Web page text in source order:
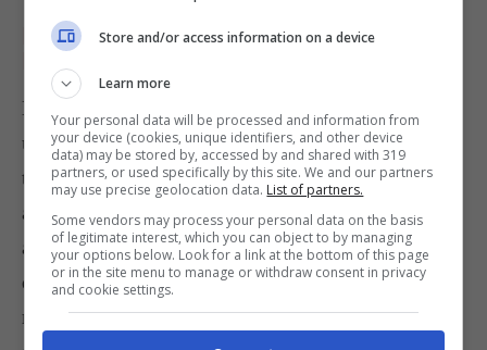
PASTA CON ASPARAGI SELVATICI E
POMODORINI
La pasta con asparagi selvatici e pomodorini
una delle più buone e facili da fare, sicuramente
tra le varianti della classica formula da provare
assolutamente. Non ci sono le uova, ma andremo
ad aggiungere allaricettatradizionale una decina
di pomodorini pachino, da incorporare, tagliati a
metà, agli asparagi dopo averli soffritti insieme
Store and/or access information on a device
Learn more
Your personal data will be processed and information from
your device (cookies, unique identifiers, and other device
data) may be stored by, accessed by and shared with 319
partners, or used specifically by this site. We and our partners
may use precise geolocation data. List of partners.
Some vendors may process your personal data on the basis
of legitimate interest, which you can object to by managing
your options below. Look for a link at the bottom of this page
or in the site menu to manage or withdraw consent in privacy
and cookie settings.